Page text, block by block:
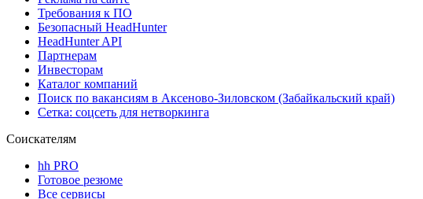
Требования к ПО
Безопасный HeadHunter
HeadHunter API
Партнерам
Инвесторам
Каталог компаний
Поиск по вакансиям в Аксеново-Зиловском (Забайкальский край)
Сетка: соцсеть для нетворкинга
Соискателям
hh PRO
Готовое резюме
Все сервисы